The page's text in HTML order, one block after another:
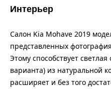
Интерьер
Салон Kia Mohave 2019
представленных
Этому способствует светлая
варианта) из натуральной
расширяет и без того